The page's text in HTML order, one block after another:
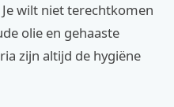
wilt niet terechtkomen
olie en gehaaste
zijn altijd de hygiëne